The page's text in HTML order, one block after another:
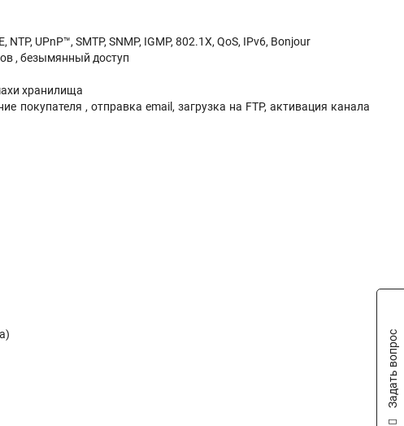
NTP, UPnP™, SMTP, SNMP, IGMP, 802.1X, QoS, IPv6, Bonjour
, безымянный доступ
хранилища
покупателя , отправка email, загрузка на FTP, активация канала
Задать вопрос